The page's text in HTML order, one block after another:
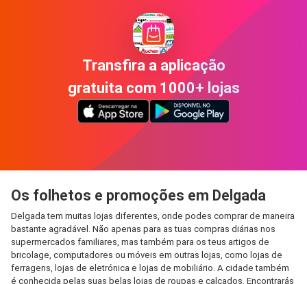
Transfira a aplicação
gratuita com 1000+ lojas
Os folhetos e promoções em Delgada
Delgada tem muitas lojas diferentes, onde podes comprar de maneira
bastante agradável. Não apenas para as tuas compras diárias nos
supermercados familiares, mas também para os teus artigos de
bricolage, computadores ou móveis em outras lojas, como lojas de
ferragens, lojas de eletrónica e lojas de mobiliário. A cidade também
é conhecida pelas suas belas lojas de roupas e calçados. Encontrarás